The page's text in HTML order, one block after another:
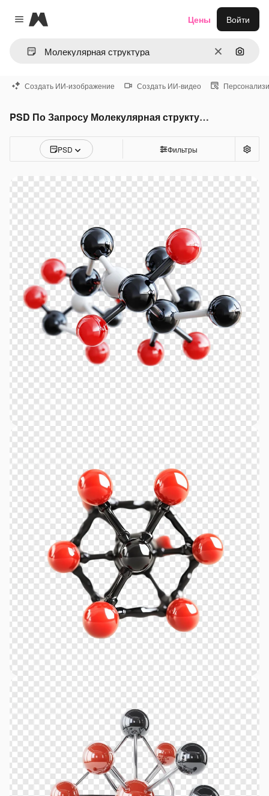
Close menu
Magnific
ОчиститьПоиск
Цены Войти
Создать ИИ-изображение Создать ИИ-видео
PSD По Запросу Молекулярная структура
PSD Фильтры